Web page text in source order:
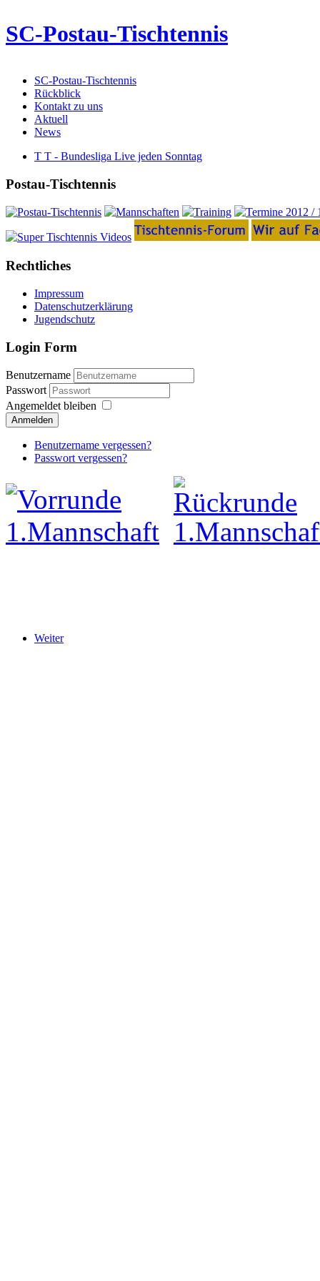
SC-Postau-Tischtennis
SC-Postau-Tischtennis
Rückblick
Kontakt zu uns
Aktuell
News
T T - Bundesliga Live jeden Sonntag
Postau-Tischtennis
Rechtliches
Impressum
Datenschutzerklärung
Jugendschutz
Login Form
Benutzername
Passwort
Angemeldet bleiben
Anmelden
Benutzername vergessen?
Passwort vergessen?
Weiter